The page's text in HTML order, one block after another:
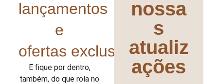
lançamentos
e
ofertas exclusivas!
E fique por dentro,
também, do que rola no
nossa
s
atualiz
ações